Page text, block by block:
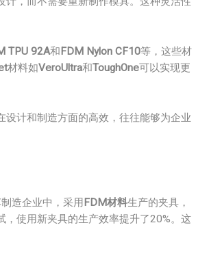
TPU 92A和FDM Nylon CF10等，这些材
材料如VeroUltra和ToughOne可以实现更
设计和制造方面的高效，往往能够为企业
造企业中，采用 FDM材料生产的夹具，
使用新夹具的生产效率提升了20%。这